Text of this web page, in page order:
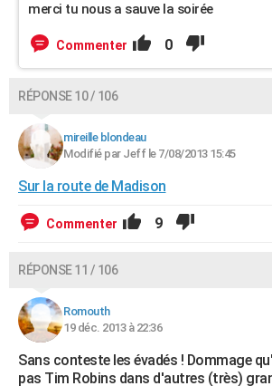
merci tu nous a sauve la soirée
Commenter 0
RÉPONSE 10 / 106
mireille blondeau
Modifié par Jeff le 7/08/2013 15:45
Sur la route de Madison
Commenter 9
RÉPONSE 11 / 106
Romouth
19 déc. 2013 à 22:36
Sans conteste les évadés ! Dommage
pas Tim Robins dans d'autres (très)